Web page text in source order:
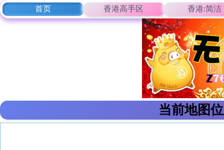
首页 香港高手区 香港:简洁
当前地图